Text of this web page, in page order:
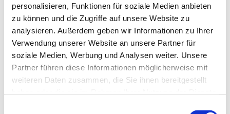
personalisieren, Funktionen für soziale Medien anbieten
zu können und die Zugriffe auf unsere Website zu
analysieren. Außerdem geben wir Informationen zu Ihrer
Verwendung unserer Website an unsere Partner für
soziale Medien, Werbung und Analysen weiter. Unsere
Partner führen diese Informationen möglicherweise mit
weiteren Daten zusammen, die Sie ihnen bereitgestellt
Dies könnte Sie auch
interessieren